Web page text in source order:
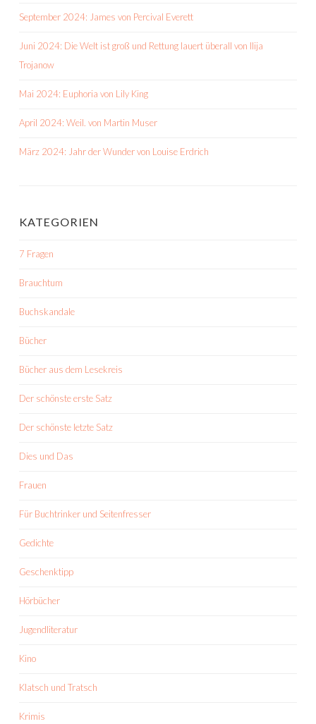
September 2024: James von Percival Everett
Juni 2024: Die Welt ist groß und Rettung lauert überall von Ilija
Trojanow
Mai 2024: Euphoria von Lily King
April 2024: Weil. von Martin Muser
März 2024: Jahr der Wunder von Louise Erdrich
KATEGORIEN
7 Fragen
Brauchtum
Buchskandale
Bücher
Bücher aus dem Lesekreis
Der schönste erste Satz
Der schönste letzte Satz
Dies und Das
Frauen
Für Buchtrinker und Seitenfresser
Gedichte
Geschenktipp
Hörbücher
Jugendliteratur
Kino
Klatsch und Tratsch
Krimis